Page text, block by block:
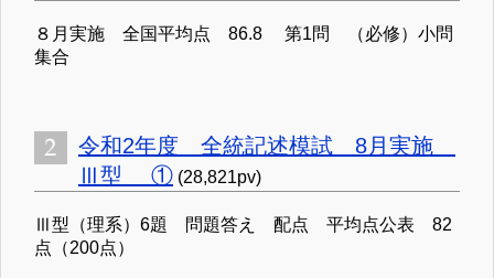
８月実施 全国平均点 86.8 第1問 （必修）小問
集合
令和2年度 全統記述模試 8月実施
Ⅲ型 ① (28,821pv)
Ⅲ型（理系）6題 問題答え 配点 平均点公表 82
点（200点）